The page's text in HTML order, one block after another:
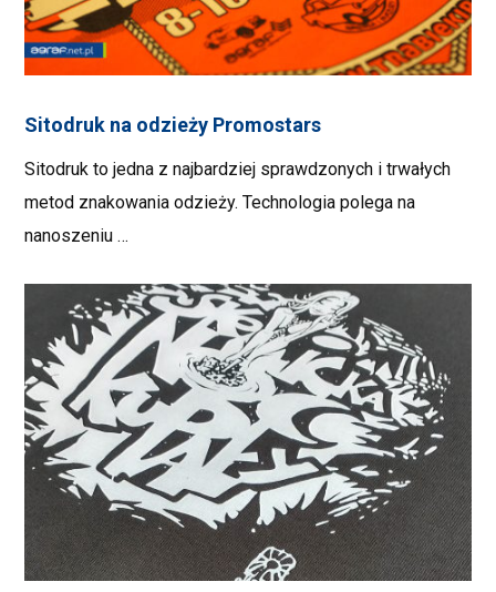
Sitodruk na odzieży Promostars
Sitodruk to jedna z najbardziej sprawdzonych i trwałych
metod znakowania odzieży. Technologia polega na
nanoszeniu …